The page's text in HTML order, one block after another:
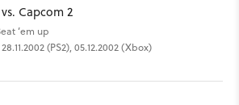
Capcom 2
’em up
(PS2), 05.12.2002 (Xbox)